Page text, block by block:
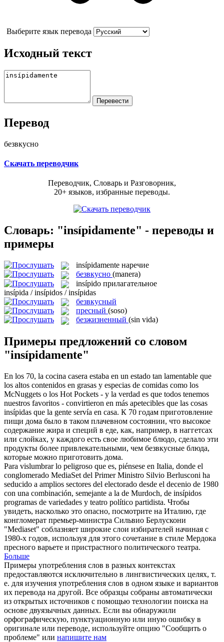
Выберите язык перевода
Исходный текст
Перевод
безвкусно
Скачать переводчик
Переводчик, Словарь и Разговорник,
20+ языков, избранные переводы.
Словарь: "insípidamente" - переводы и
примеры
insípidamente наречие
безвкусно (manera)
insípido прилагательное
insípida / insípidos / insípidas
безвкусный
пресный (soso)
безжизненный (sin vida)
Примеры предложений со словом
"insípidamente"
En los 70, la cocina casera estaba en un estado tan lamentable que
los altos contenidos en grasas y especias de comidas como los
McNuggets o los Hot Pockets - y la verdad es que todos tenemos
nuestros favoritos - convirtieron en más apetecibles que las cosas
insípidas que la gente servía en casa. К 70 годам приготовление
пищи дома было в таком плачевном состоянии, что высокое
содержание жира и специй в еде, как, например, в наггетсах
или слойках, у каждого есть свое любимое блюдо, сделало эти
продукты более привлекательными, чем безвкусные блюда,
которые можно приготовить дома.
Para vislumbrar lo peligroso que es, piénsese en Italia, donde el
conglomerado MediaSet del Primer Ministro Silvio Berlusconi ha
seducido a amplios sectores del electorado desde el decenio de 1980
con una combinación, semejante a la de Murdoch, de insípidos
programas de variedades y teatro político partidista. Чтобы
увидеть, насколько это опасно, посмотрите на Италию, где
конгломерат премьер-министра Сильвио Берлускони
"Mediaset" соблазняет широкие слои избирателей начиная с
1980-х годов, используя для этого сочетание в стиле Мердока
пресного варьете и пристрастного политического театра.
Больше
Примеры употребления слов в разных контекстах
предоставляются исключительно в лингвистических целях, т.
е. для изучения употребления слов в одном языке и вариантов
их перевода на другой. Все образцы собраны автоматически
из открытых источников с помощью технологии поиска на
основе двуязычных данных. Если вы обнаружили
орфографическую, пунктуационную или иную ошибку в
оригинале или переводе, используйте опцию "Сообщить о
проблеме" или напишите нам